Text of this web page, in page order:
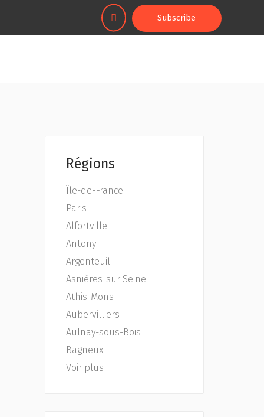
Subscribe
Régions
Île-de-France
Paris
Alfortville
Antony
Argenteuil
Asnières-sur-Seine
Athis-Mons
Aubervilliers
Aulnay-sous-Bois
Bagneux
Voir plus